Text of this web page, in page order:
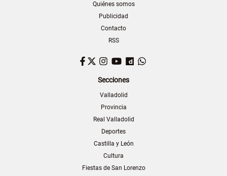
Quiénes somos
Publicidad
Contacto
RSS
Facebook
TwitterInstagram
YouTubeDailymotion
Secciones
Valladolid
Provincia
Real Valladolid
Deportes
Castilla y León
Cultura
Fiestas de San Lorenzo